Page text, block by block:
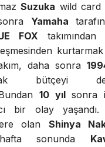
Suzuka wild card
Yamaha
FOX takımından
daha sonra
bütçeyi
10 yılsonra
bir olay yaşandı.
olan Shinya
sonunda